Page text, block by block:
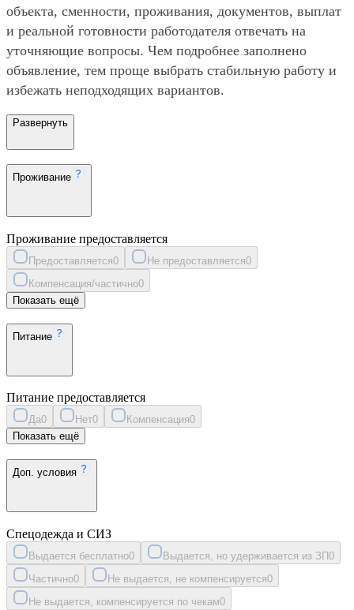
объекта, сменности, проживания, документов, выплат
и реальной готовности работодателя отвечать на
уточняющие вопросы. Чем подробнее заполнено
объявление, тем проще выбрать стабильную работу и
избежать неподходящих вариантов.
Развернуть
Проживание
Проживание предоставляется
Предоставляется0 Не предоставляется0
Компенсация/частично0
Показать ещё
Питание
Питание предоставляется
Да0 Нет0 Компенсация0
Показать ещё
Доп. условия
Спецодежда и СИЗ
Выдается бесплатно0 Выдается, но удерживается из ЗП0
Частично0 Не выдается, не компенсируется0
Не выдается, компенсируется по чекам0